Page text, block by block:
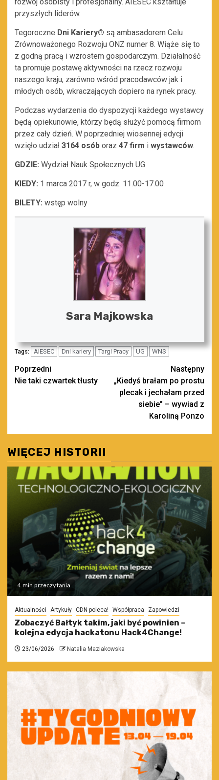
rozwój osobisty i profesjonalny. AIESEC kształtuje
przyszłych liderów.
Tegoroczne Dni Kariery® są ambasadorem Celu
Zrównoważonego Rozwoju ONZ numer 8. Wiąże się to
z godną pracą i wzrostem gospodarczym. Działalność
ta promuje postawę aktywności na rzecz rozwoju
naszego kraju, zarówno wśród pracodawców jak i
młodych osób, wkraczających dopiero na rynek pracy.
Podczas wydarzenia do dyspozycji każdego wystawcy
będą opiekunowie, którzy będą służyć pomocą firmom
przez cały dzień. W poprzedniej wiosennej edycji
wzięło udział 3164 osób oraz 47 firm i wystawców.
GDZIE: Wydział Nauk Społecznych UG
KIEDY: 1 marca 2017 r, w godz. 11.00-17.00
BILETY: wstęp wolny
Sara Majkowska
Tags: AIESEC Dni kariery Targi Pracy UG WNS
Zobacz
wpisy
Poprzedni
Nie taki czwartek tłusty
Następny
„Kiedyś brałam po prostu
plecak i jechałam przed
siebie” – wywiad z
Karoliną Ponzo
WIĘCEJ HISTORII
4 min przeczytania
Aktualności Artykuły CDN poleca! Współpraca Zapowiedzi
Zobaczyć Bałtyk takim, jaki być powinien –
kolejna edycja hackatonu Hack4Change!
23/06/2026 Natalia Maziakowska